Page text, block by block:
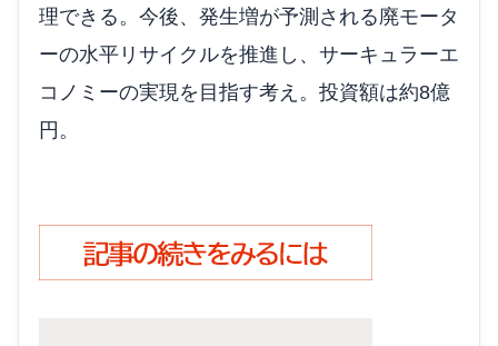
理できる。今後、発生増が予測される廃モータ
ーの水平リサイクルを推進し、サーキュラーエ
コノミーの実現を目指す考え。投資額は約8億
円。